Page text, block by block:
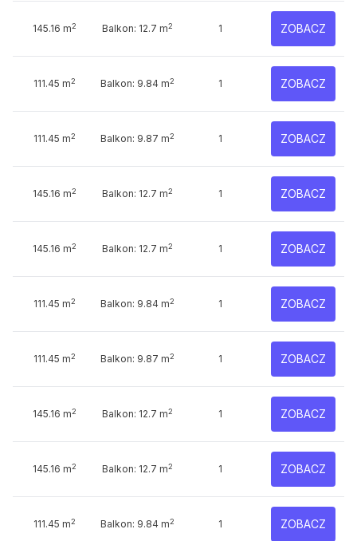
145.16 m2 Balkon: 12.7 m2 1 ZOBACZ
111.45 m2 Balkon: 9.84 m2 1 ZOBACZ
111.45 m2 Balkon: 9.87 m2 1 ZOBACZ
145.16 m2 Balkon: 12.7 m2 1 ZOBACZ
145.16 m2 Balkon: 12.7 m2 1 ZOBACZ
111.45 m2 Balkon: 9.84 m2 1 ZOBACZ
111.45 m2 Balkon: 9.87 m2 1 ZOBACZ
145.16 m2 Balkon: 12.7 m2 1 ZOBACZ
145.16 m2 Balkon: 12.7 m2 1 ZOBACZ
111.45 m2 Balkon: 9.84 m2 1 ZOBACZ